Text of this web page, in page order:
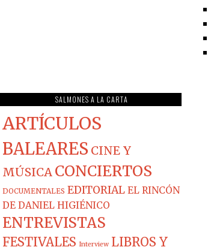
SALMONES A LA CARTA
ARTÍCULOS
BALEARES CINE Y
MÚSICA CONCIERTOS
DOCUMENTALES EDITORIAL EL RINCÓN
DE DANIEL HIGIÉNICO
ENTREVISTAS
FESTIVALES Interview LIBROS Y